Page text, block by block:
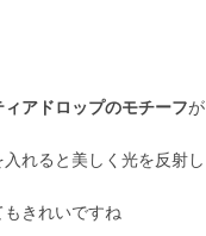
アドロップのモチーフが
れると美しく光を反射し
きれいですね